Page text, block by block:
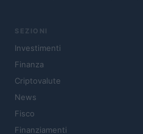
SEZIONI
Investimenti
Finanza
Criptovalute
News
Fisco
Finanziamenti